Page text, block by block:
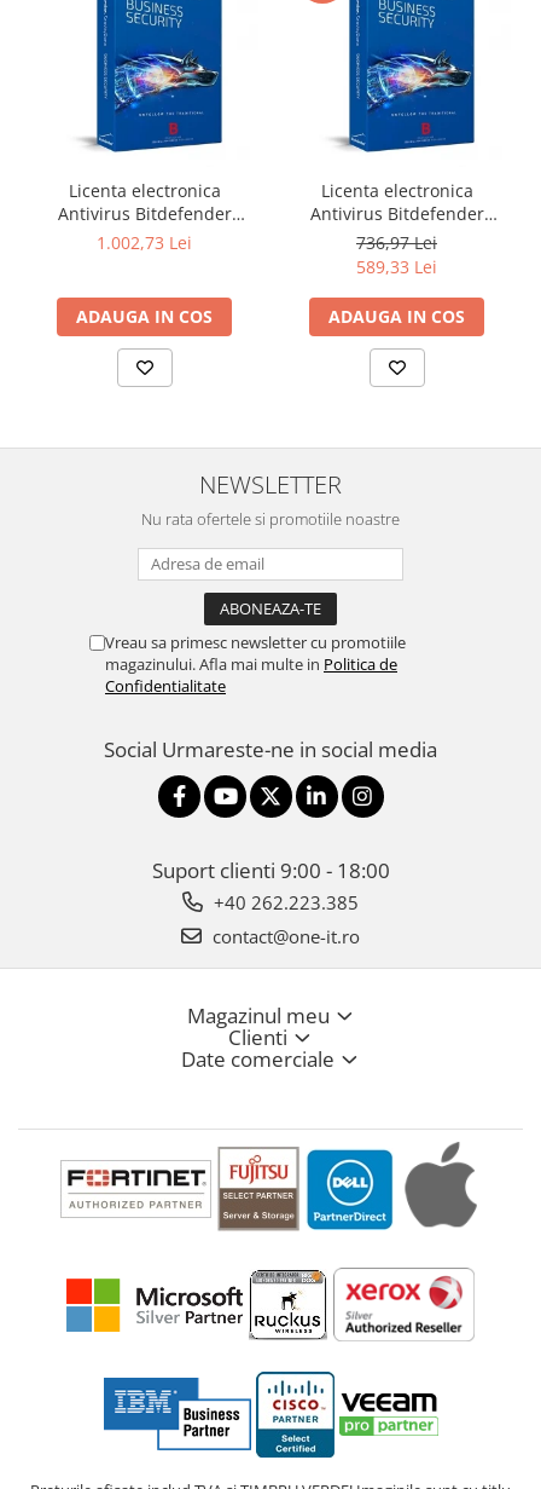
Foto & Video
Cloud si Aplicatii SaaS
Sisteme Videoconferinta
Antivirus
Licenta electronica
Antivirus Bitdefender
GravityZone Business
1.002,73 Lei
ADAUGA IN COS
Licenta electronica
Antivirus Bitdefender
GravityZone Business
Security, 5 useri, 1 an -
securitate business
736,97 Lei
589,33 Lei
ADAUGA IN COS
NEWSLETTER
Nu rata ofertele si promotiile noastre
Vreau sa primesc newsletter cu promotiile
magazinului. Afla mai multe in Politica de
Confidentialitate
Social Urmareste-ne in social media
Suport clienti 9:00 - 18:00
+40 262.223.385
contact@one-it.ro
Magazinul meu
Clienti
Date comerciale